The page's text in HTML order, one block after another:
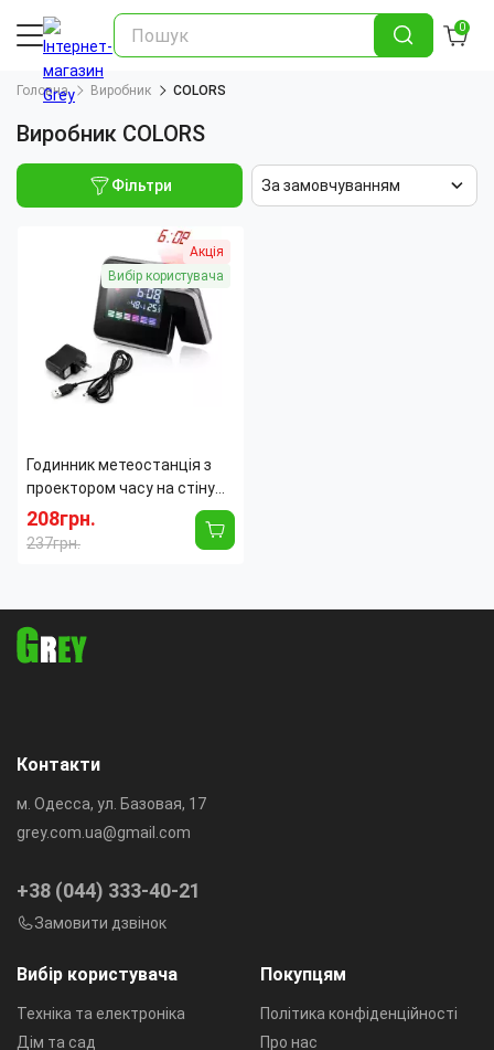
0
Головна Виробник COLORS
Виробник COLORS
Фільтри За замовчуванням
Акція
Вибір користувача
Годинник метеостанція з
проектором часу на стіну
Color Screen 8190 календар
208грн.
237грн.
Индикация
времени:
Вибір користувача
Техніка та електроніка
Дім та сад
Покупцям
Політика конфіденційності
Про нас
Контакти
м. Одесса, ул. Базовая, 17
grey.com.ua@gmail.com
+38 (044) 333-40-21
Замовити дзвінок